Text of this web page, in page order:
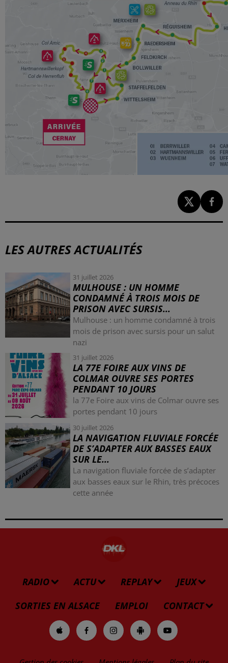
LES AUTRES ACTUALITÉS
31 juillet 2026
MULHOUSE : UN HOMME
CONDAMNÉ À TROIS MOIS DE
PRISON AVEC SURSIS...
Mulhouse : un homme condamné à trois
mois de prison avec sursis pour un salut
nazi
31 juillet 2026
LA 77E FOIRE AUX VINS DE
COLMAR OUVRE SES PORTES
PENDANT 10 JOURS
la 77e Foire aux vins de Colmar ouvre ses
portes pendant 10 jours
30 juillet 2026
LA NAVIGATION FLUVIALE FORCÉE
DE S’ADAPTER AUX BASSES EAUX
SUR LE...
La navigation fluviale forcée de s’adapter
aux basses eaux sur le Rhin, très précoces
cette année
RADIO ACTU REPLAY
JEUX
SORTIES EN ALSACE
EMPLOI CONTACT